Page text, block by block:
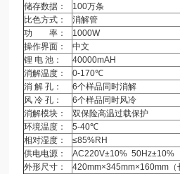
储存数据：
100万条
比色方式：
消解管
功 率：
1000W
操作界面：
中文
锂 电 池：
40000mAH
消解温度：
0-170℃
消 解 孔：
6个样品同时消解
风 冷 孔：
6个样品同时风冷
消解模块：
双保险高温过载保护
环境温度：
5-40℃
相对湿度：
≤85%RH
供电电源：
AC220V±10% 50Hz±10%
外形尺寸：
420mm×345mm×160mm（